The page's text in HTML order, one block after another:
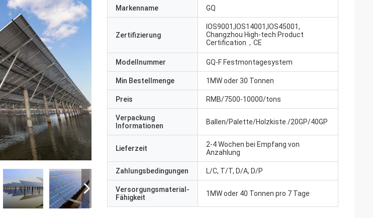
Markenname GQ
Zertifizierung
IOS9001,IOS14001,IOS45001,
Changzhou High-tech Product
Certification，CE
Modellnummer GQ-F Festmontagesystem
Min Bestellmenge 1MW oder 30 Tonnen
Preis RMB/7500-10000/tons
Verpackung
Informationen
Ballen/Palette/Holzkiste /20GP/40GP
Lieferzeit
2-4 Wochen bei Empfang von
Anzahlung
Zahlungsbedingungen L/C, T/T, D/A, D/P
Versorgungsmaterial-
Fähigkeit
1MW oder 40 Tonnen pro 7 Tage